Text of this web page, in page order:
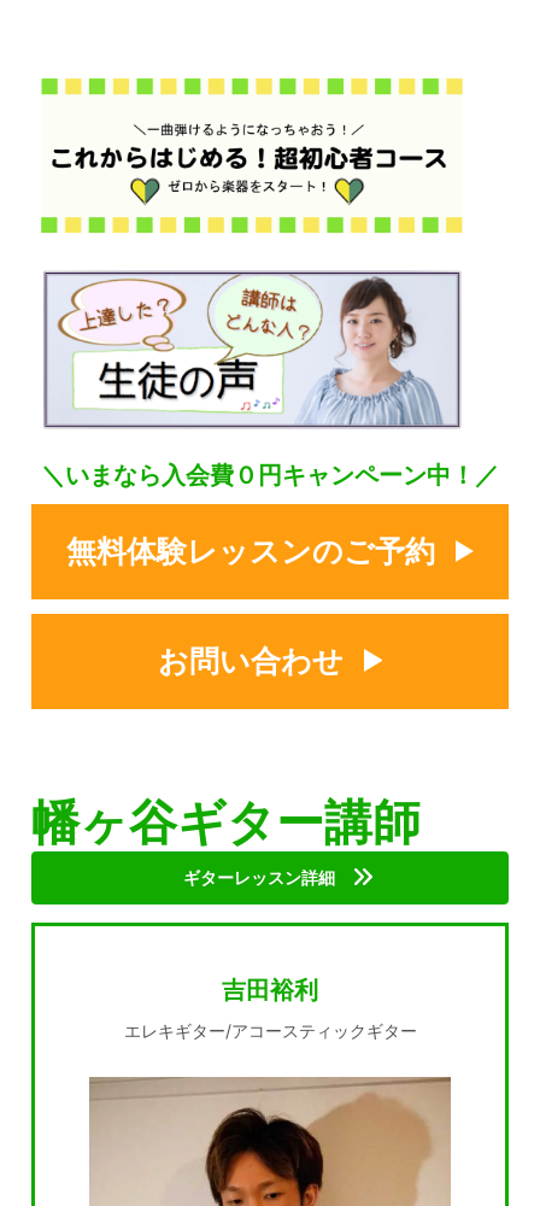
＼いまなら入会費０円キャンペーン中！／
無料体験レッスンのご予約
お問い合わせ
幡ヶ谷ギター講師
ギターレッスン詳細
吉田裕利
エレキギター/アコースティックギター